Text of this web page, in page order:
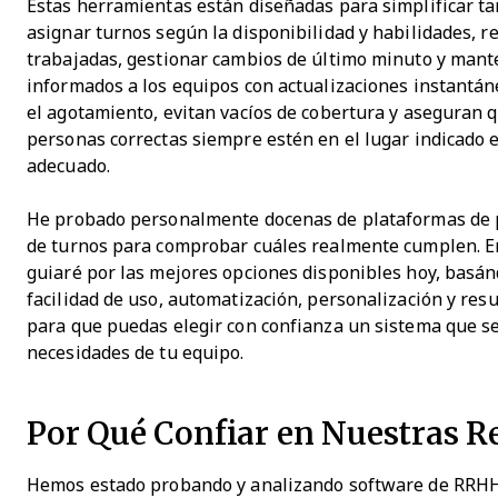
Estas herramientas están diseñadas para simplificar
asignar turnos según la disponibilidad y habilidades,
trabajadas, gestionar cambios de último minuto y
informados a los equipos con actualizaciones
el agotamiento, evitan vacíos de cobertura y aseguran
personas correctas siempre estén en el lugar indicado
adecuado.
He probado personalmente docenas de plataformas de
de turnos para comprobar cuáles realmente cumplen.
guiaré por las mejores opciones disponibles hoy,
facilidad de uso, automatización, personalización y
para que puedas elegir con confianza un sistema que
necesidades de tu equipo.
Por Qué Confiar en Nuestras
Hemos estado probando y analizando software de